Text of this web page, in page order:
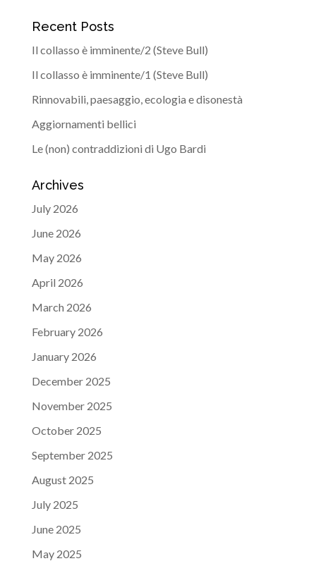
Recent Posts
Il collasso è imminente/2 (Steve Bull)
Il collasso è imminente/1 (Steve Bull)
Rinnovabili, paesaggio, ecologia e disonestà
Aggiornamenti bellici
Le (non) contraddizioni di Ugo Bardi
Archives
July 2026
June 2026
May 2026
April 2026
March 2026
February 2026
January 2026
December 2025
November 2025
October 2025
September 2025
August 2025
July 2025
June 2025
May 2025